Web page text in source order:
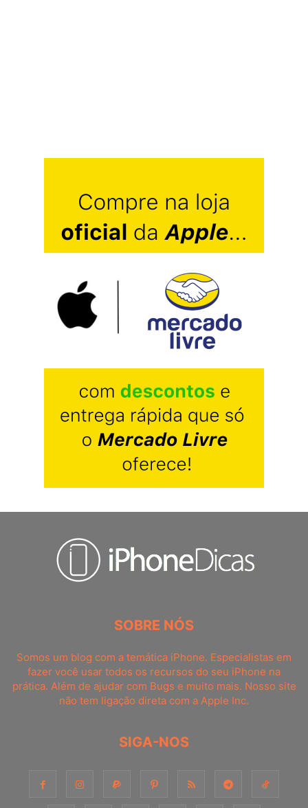
SOBRE NÓS
Somos um blog com a temática iPhone. Especialistas em
fazer você usar todos os recursos do seu iPhone na
prática. Além de ajudar com Bugs e muito mais. Nosso site
não tem ligação direta com a Apple Inc.
SIGA-NOS